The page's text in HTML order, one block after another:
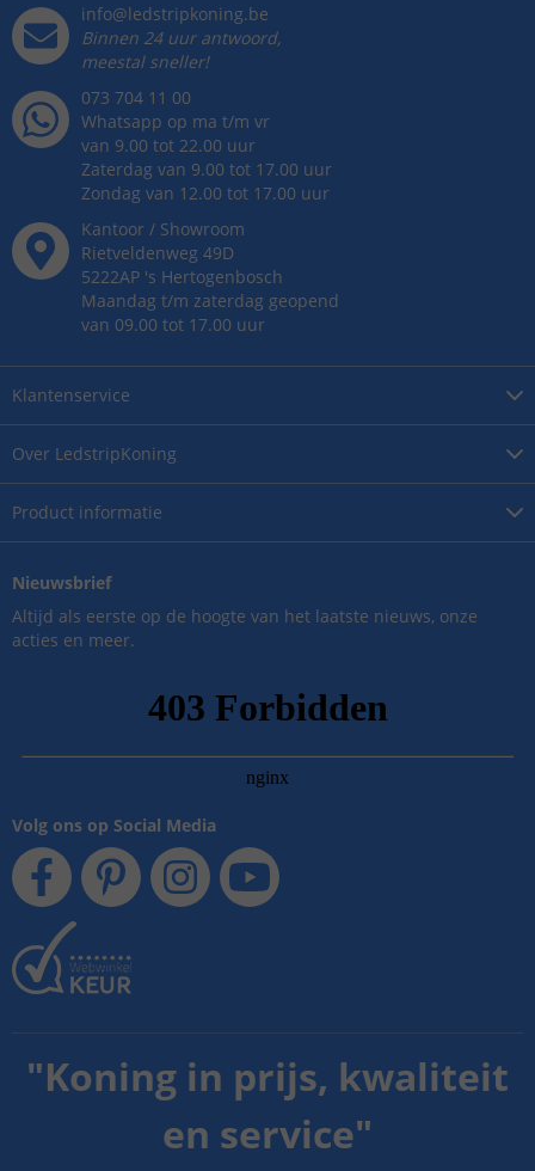
Over LedstripKoning
Product informatie
Klantenservice
info@ledstripkoning.be
Binnen 24 uur antwoord,
meestal sneller!
073 704 11 00
Whatsapp op ma t/m vr
van 9.00 tot 22.00 uur
Zaterdag van 9.00 tot 17.00 uur
Zondag van 12.00 tot 17.00 uur
Kantoor / Showroom
Rietveldenweg 49D
5222AP 's Hertogenbosch
Maandag t/m zaterdag geopend
van 09.00 tot 17.00 uur
Nieuwsbrief
Altijd als eerste op de hoogte van het laatste nieuws, onze
acties en meer.
Volg ons op Social Media
"Koning in prijs, kwaliteit
en service"